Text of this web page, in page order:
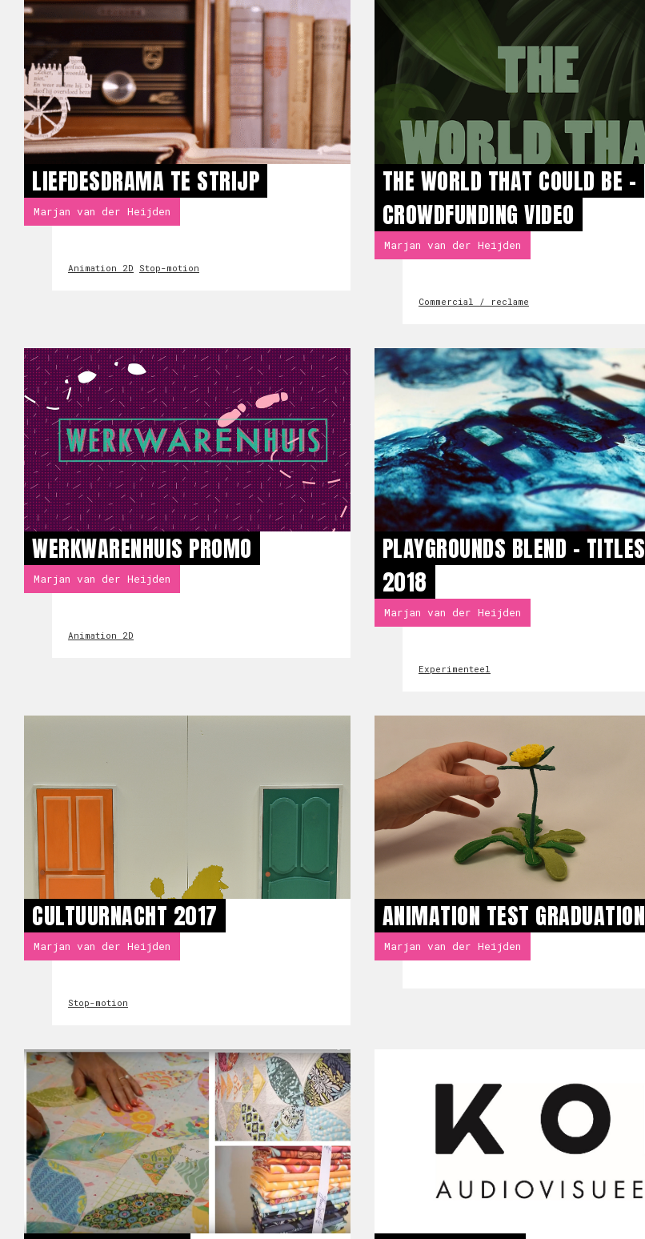
LIEFDESDRAMA TE STRIJP
Marjan van der Heijden
Animation 2D Stop-motion
THE WORLD THAT COULD BE -
CROWDFUNDING VIDEO
Marjan van der Heijden
Commercial / reclame
WERKWARENHUIS PROMO
Marjan van der Heijden
Animation 2D
PLAYGROUNDS BLEND - TITLES
2018
Marjan van der Heijden
Experimenteel
CULTUURNACHT 2017
Marjan van der Heijden
Stop-motion
ANIMATION TEST GRADUATION
Marjan van der Heijden